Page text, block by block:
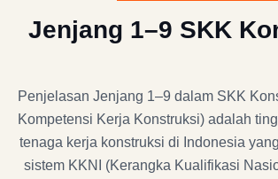
Jenjang 1–9 SKK
Penjelasan Jenjang 1–9 dalam SKK
Kompetensi Kerja Konstruksi) adalah
tenaga kerja konstruksi di Indonesia
sistem KKNI (Kerangka Kualifikasi